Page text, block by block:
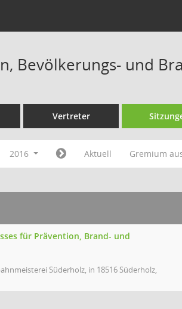
Bevölkerungs- und
Vertreter
2016 Aktuell Gremium
für Prävention, Brand- und
Süderholz, in 18516 Süderholz,